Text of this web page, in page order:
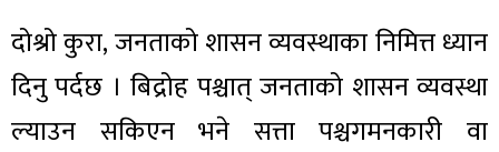
दोश्रो कुरा, जनताको शासन व्यवस्थाका निमित्त ध्यान
दिनु पर्दछ । बिद्रोह पश्चात् जनताको शासन व्यवस्था
ल्याउन सकिएन भने सत्ता पश्चगमनकारी वा